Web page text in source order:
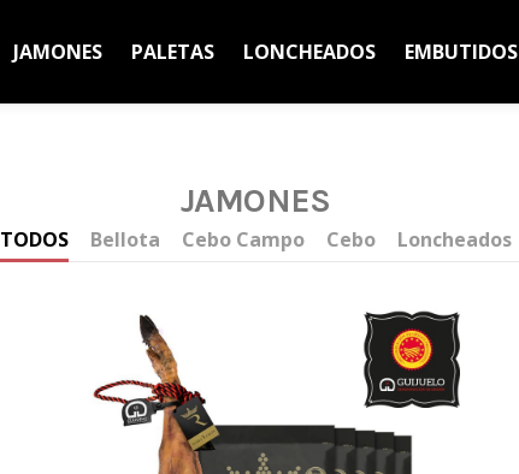
JAMONES PALETAS LONCHEADOS EMBUTIDOS
JAMONES
TODOS Bellota Cebo Campo Cebo Loncheados